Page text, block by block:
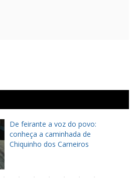
De feirante a voz do povo:
conheça a caminhada de
Chiquinho dos Carneiros